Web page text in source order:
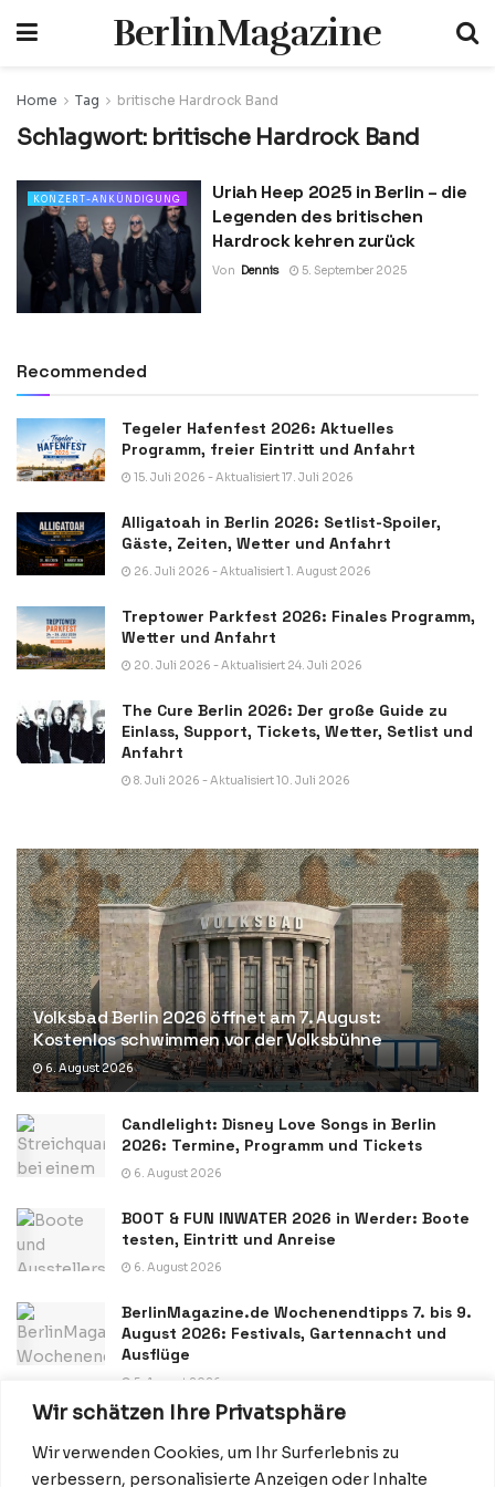
Wir schätzen Ihre Privatsphäre
Wir verwenden Cookies, um Ihr Surferlebnis zu
verbessern, personalisierte Anzeigen oder Inhalte
BerlinMagazine
Home Tag britische Hardrock Band
Schlagwort: britische Hardrock Band
KONZERT-ANKÜNDIGUNG
Uriah Heep 2025 in Berlin – die
Legenden des britischen
Hardrock kehren zurück
Von Dennis 5. September 2025
Recommended
Tegeler Hafenfest 2026: Aktuelles
Programm, freier Eintritt und Anfahrt
15. Juli 2026 - Aktualisiert 17. Juli 2026
Alligatoah in Berlin 2026: Setlist-Spoiler,
Gäste, Zeiten, Wetter und Anfahrt
26. Juli 2026 - Aktualisiert 1. August 2026
Treptower Parkfest 2026: Finales Programm,
Wetter und Anfahrt
20. Juli 2026 - Aktualisiert 24. Juli 2026
The Cure Berlin 2026: Der große Guide zu
Einlass, Support, Tickets, Wetter, Setlist und
Anfahrt
8. Juli 2026 - Aktualisiert 10. Juli 2026
Volksbad Berlin 2026 öffnet am 7. August:
Kostenlos schwimmen vor der Volksbühne
6. August 2026
Candlelight: Disney Love Songs in Berlin
2026: Termine, Programm und Tickets
6. August 2026
BOOT & FUN INWATER 2026 in Werder: Boote
testen, Eintritt und Anreise
6. August 2026
BerlinMagazine.de Wochenendtipps 7. bis 9.
August 2026: Festivals, Gartennacht und
Ausflüge
5. August 2026